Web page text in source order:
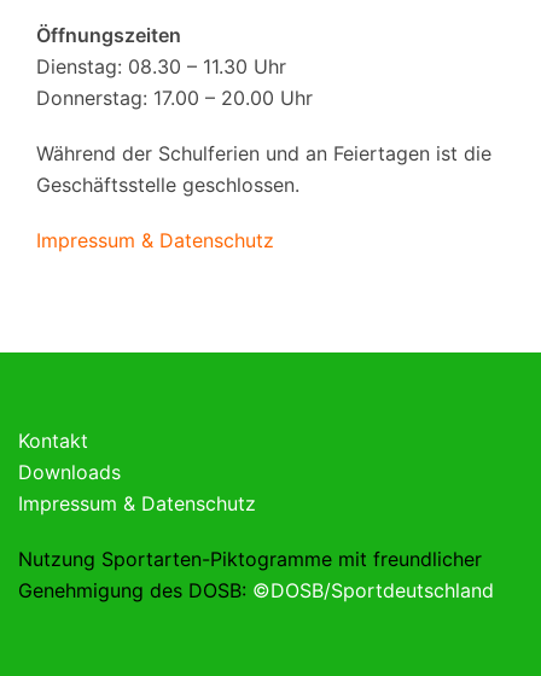
Öffnungszeiten
Dienstag: 08.30 – 11.30 Uhr
Donnerstag: 17.00 – 20.00 Uhr
Während der Schulferien und an Feiertagen ist die
Geschäftsstelle geschlossen.
Impressum & Datenschutz
Kontakt
Downloads
Impressum & Datenschutz
Nutzung Sportarten-Piktogramme mit freundlicher
Genehmigung des DOSB: ©DOSB/Sportdeutschland